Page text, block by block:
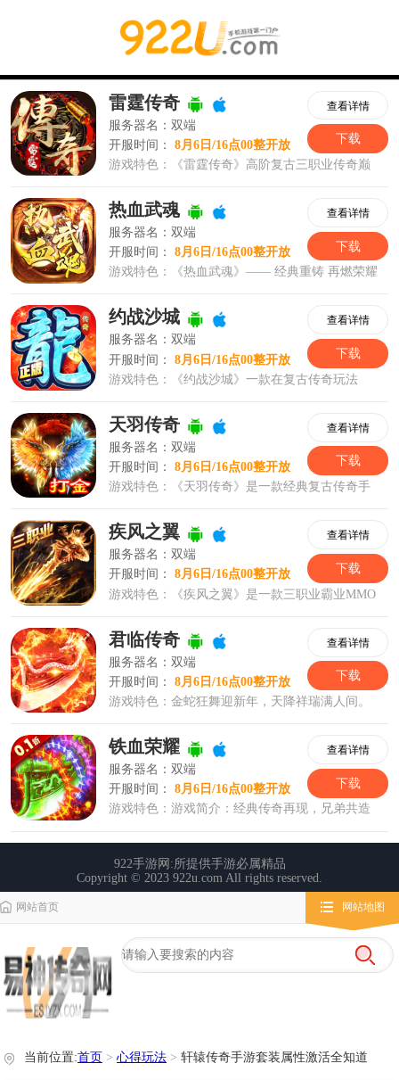
网站首页 网站地图
栏目导航
微变传奇
传奇攻略
心得玩法
当前位置:首页 > 心得玩法 > 轩辕传奇手游套装属性激活全知道